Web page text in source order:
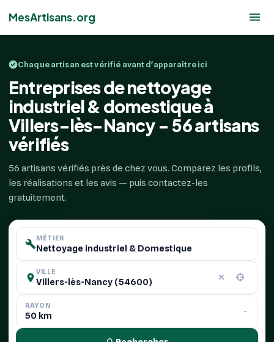
MesArtisans.org
Chaque artisan est vérifié avant d'apparaître ici
Entreprises de nettoyage
industriel & domestique à
Villers-lès-Nancy - 56 artisans
vérifiés
56 artisans vérifiés près de chez vous. Comparez les profils,
les réalisations et les avis — puis contactez-les
gratuitement.
MÉTIER
VILLE
RAYON